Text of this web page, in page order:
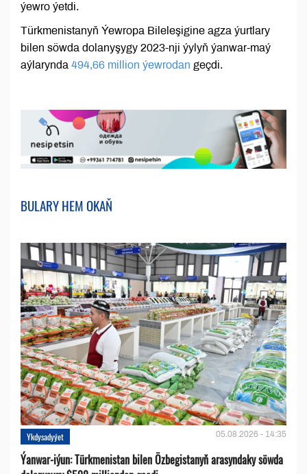
ýewro ýetdi.
Türkmenistanyň Ýewropa Bileleşigine agza ýurtlary
bilen söwda dolanyşygy 2023-nji ýylyň ýanwar-maý
aýlarynda 494,66 million ýewrodan geçdi.
BULARY HEM OKAŇ
Ykdysadyýet 05.08.2026 - 14:35
Ýanwar-iýun: Türkmenistan bilen Özbegistanyň arasyndaky söwda